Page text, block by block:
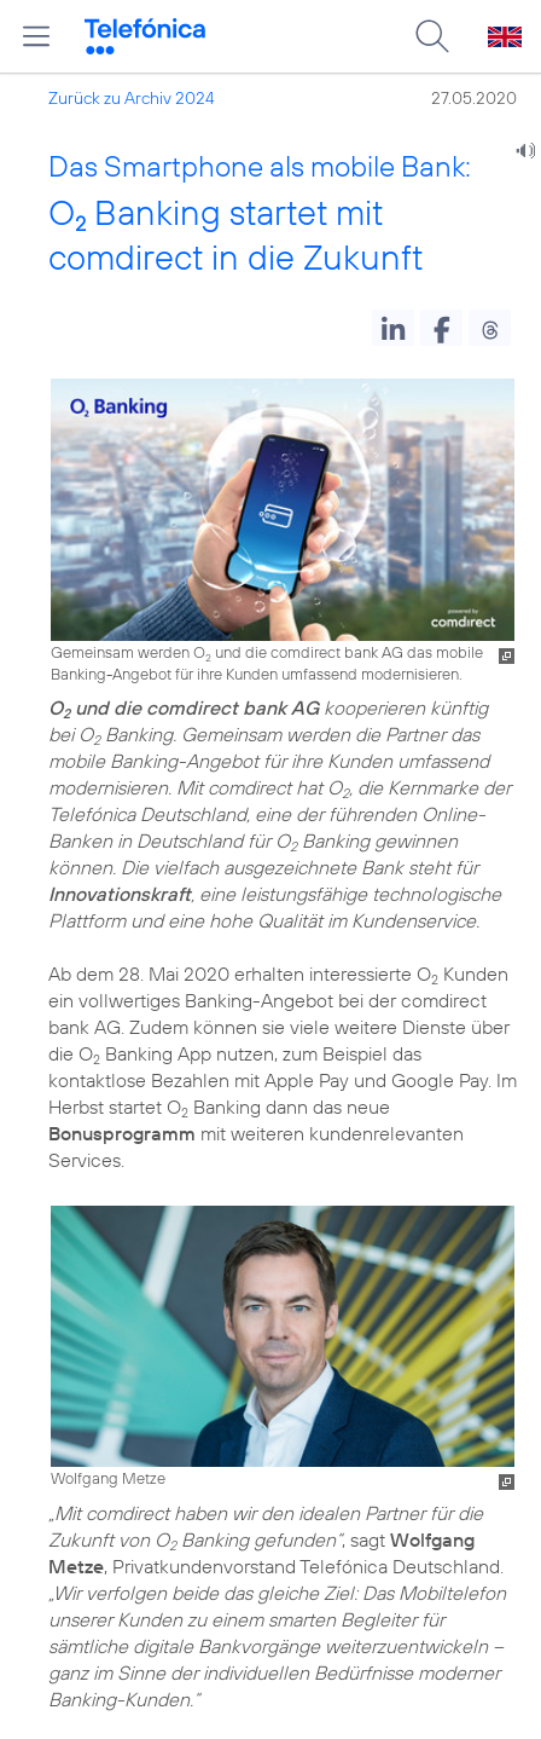
Zurück zu Archiv 2024 27.05.2020
Das Smartphone als mobile Bank:
O2 Banking startet mit
comdirect in die Zukunft
Gemeinsam werden O2 und die comdirect bank AG das mobile
Banking-Angebot für ihre Kunden umfassend modernisieren.
O2und die comdirect bank AGkooperieren künftig
bei O2Banking. Gemeinsam werden die Partner das
mobile Banking-Angebot für ihre Kunden umfassend
modernisieren. Mit comdirect hat O2, die Kernmarke der
Telefónica Deutschland, eine der führenden Online-
Banken in Deutschland für O2Banking gewinnen
können. Die vielfach ausgezeichnete Bank steht für
Innovationskraft, eine leistungsfähige technologische
Plattform und eine hohe Qualität im Kundenservice.
Ab dem 28. Mai 2020 erhalten interessierte O2 Kunden
ein vollwertiges Banking-Angebot bei der comdirect
bank AG. Zudem können sie viele weitere Dienste über
die O2 Banking App nutzen, zum Beispiel das
kontaktlose Bezahlen mit Apple Pay und Google Pay. Im
Herbst startet O2 Banking dann das neue
Bonusprogramm mit weiteren kundenrelevanten
Services.
Wolfgang Metze
„Mit comdirect haben wir den idealen Partner für die
Zukunft von O2Banking gefunden“, sagt Wolfgang
Metze, Privatkundenvorstand Telefónica Deutschland.
„Wir verfolgen beide das gleiche Ziel: Das Mobiltelefon
unserer Kunden zu einem smarten Begleiter für
sämtliche digitale Bankvorgänge weiterzuentwickeln –
ganz im Sinne der individuellen Bedürfnisse moderner
Banking-Kunden.“